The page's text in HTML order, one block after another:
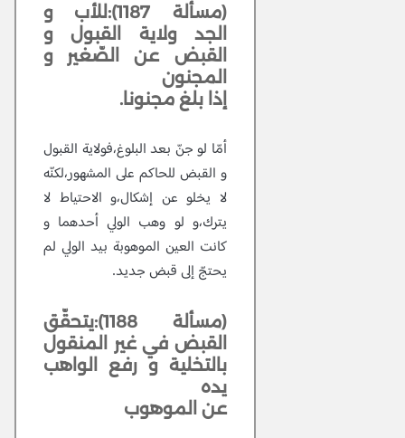
(مسألة 1187):للأب و
الجد ولاية القبول و
القبض عن الصّغير و
المجنون
إذا بلغ مجنونا.
أمّا لو جنّ بعد البلوغ،فولاية القبول
و القبض للحاكم على المشهور،لكنّه
لا يخلو عن إشكال،و الاحتياط لا
يترك،و لو وهب الولي أحدهما و
كانت العين الموهوبة بيد الولي لم
يحتجّ إلى قبض جديد.
(مسألة 1188):يتحقّق
القبض في غير المنقول
بالتخلية و رفع الواهب
يده
عن الموهوب